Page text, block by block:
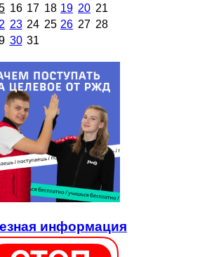
16 17 18 19 20 21
23 24 25 26 27 28
30 31
информация